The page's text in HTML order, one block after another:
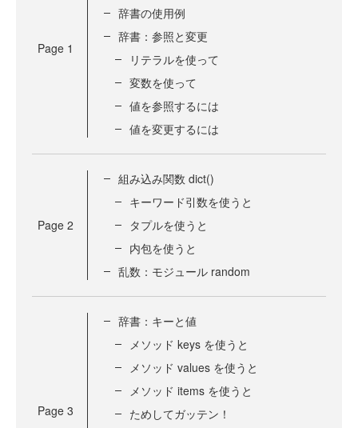
Page 1
辞書の使用例
辞書：参照と変更
リテラルを使って
変数を使って
値を参照するには
値を変更するには
Page 2
組み込み関数 dict()
キーワード引数を使うと
タプルを使うと
内包を使うと
乱数：モジュール random
Page 3
辞書：キーと値
メソッド keys を使うと
メソッド values を使うと
メソッド items を使うと
ためしてガッテン！